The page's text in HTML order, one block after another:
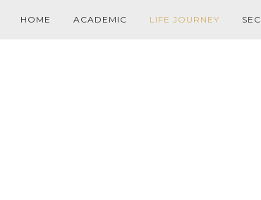
HOME ACADEMIC LIFE JOURNEY